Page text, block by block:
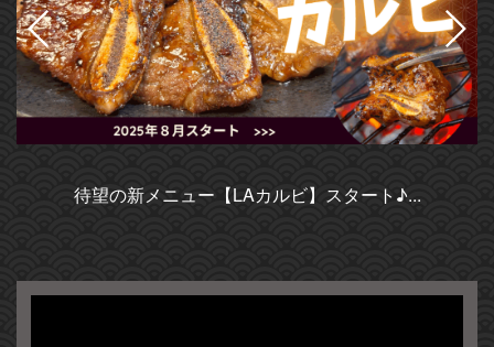
待望の新メニュー【LAカルビ】スタート♪...